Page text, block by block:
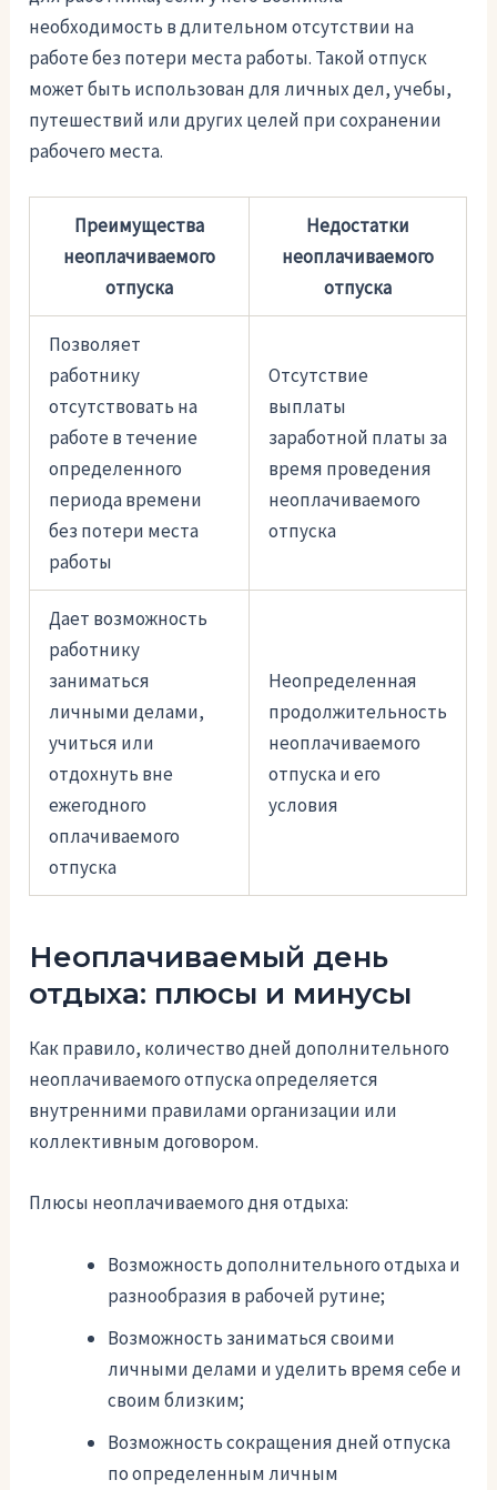
необходимость в длительном отсутствии на
работе без потери места работы. Такой отпуск
может быть использован для личных дел, учебы,
путешествий или других целей при сохранении
рабочего места.
Преимущества
неоплачиваемого
отпуска
Недостатки
неоплачиваемого
отпуска
Позволяет
работнику
отсутствовать на
работе в течение
определенного
периода времени
без потери места
работы
Отсутствие
выплаты
заработной платы за
время проведения
неоплачиваемого
отпуска
Дает возможность
работнику
заниматься
личными делами,
учиться или
отдохнуть вне
ежегодного
оплачиваемого
отпуска
Неопределенная
продолжительность
неоплачиваемого
отпуска и его
условия
Неоплачиваемый день
отдыха: плюсы и минусы
Как правило, количество дней дополнительного
неоплачиваемого отпуска определяется
внутренними правилами организации или
коллективным договором.
Плюсы неоплачиваемого дня отдыха:
Возможность дополнительного отдыха и
разнообразия в рабочей рутине;
Возможность заниматься своими
личными делами и уделить время себе и
своим близким;
Возможность сокращения дней отпуска
по определенным личным